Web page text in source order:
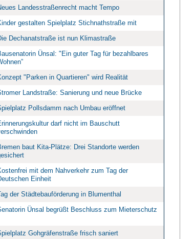
Landesstraßenrecht macht Tempo
gestalten Spielplatz Stichnathstraße mit
Dechanatstraße ist nun Klimastraße
Ünsal: "Ein guter Tag für bezahlbares
"Parken in Quartieren" wird Realität
Landstraße: Sanierung und neue Brücke
Pollsdamm nach Umbau eröffnet
darf nicht im Bauschutt
baut Kita-Plätze: Drei Standorte werden
mit dem Nahverkehr zum Tag der
Einheit
der Städtebauförderung in Blumenthal
Ünsal begrüßt Beschluss zum Mieterschutz
Gohgräfenstraße frisch saniert